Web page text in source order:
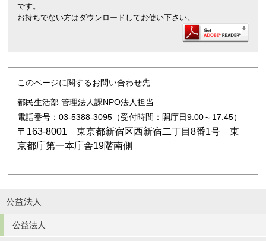
です。
お持ちでない方はダウンロードしてお使い下さい。
このページに関するお問い合わせ先
都民生活部 管理法人課NPO法人担当
電話番号：03-5388-3095（受付時間：開庁日9:00～17:45）
〒163-8001 東京都新宿区西新宿二丁目8番1号 東
京都庁第一本庁舎19階南側
公益法人
公益法人